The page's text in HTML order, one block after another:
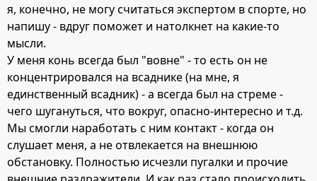
я, конечно, не могу считаться экспертом в спорте, но
напишу - вдруг поможет и натолкнет на какие-то
мысли.
У меня конь всегда был "вовне" - то есть он не
концентрировался на всаднике (на мне, я
единственный всадник) - а всегда был на стреме -
чего шугануться, что вокруг, опасно-интересно и т.д.
Мы смогли наработать с ним контакт - когда он
слушает меня, а не отвлекается на внешнюю
обстановку. Полностью исчезли пугалки и прочие